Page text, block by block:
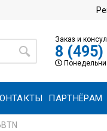
Заказ и
8 (495)
ПАРТНЁРАМ